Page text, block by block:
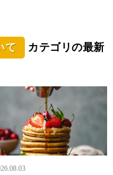
て
カテゴリの最新